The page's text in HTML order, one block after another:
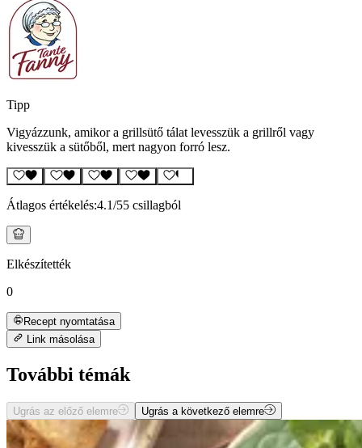
Tipp
Vigyázzunk, amikor a grillsütő tálat levesszük a grillről vagy
kivesszük a sütőből, mert nagyon forró lesz.
Átlagos értékelés:4.1/55 csillagból
Elkészítették
0
Recept nyomtatása
Link másolása
További témák
Ugrás az előző elemre Ugrás a következő elemre